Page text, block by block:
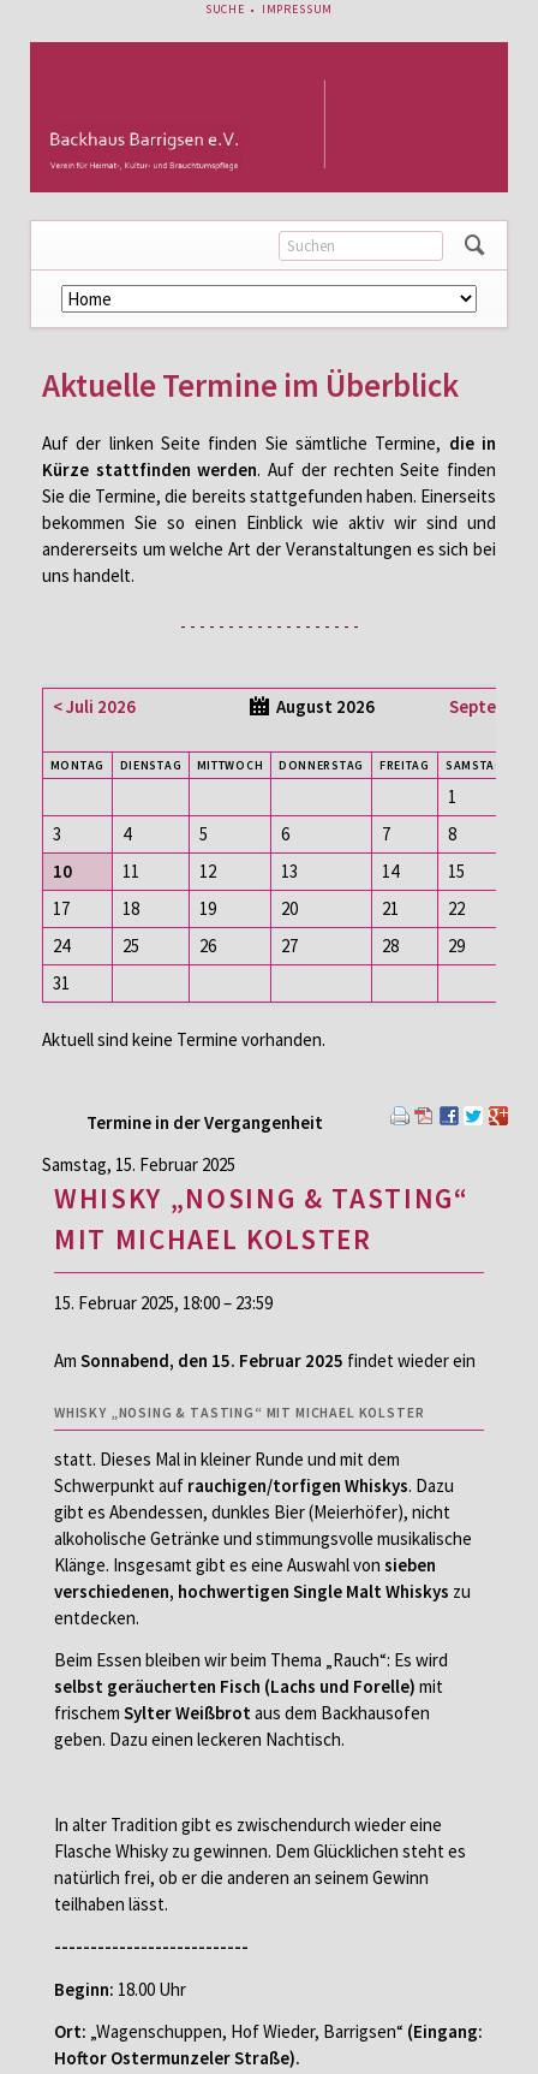
NAVIGATION
SUCHE IMPRESSUM
Navigation
überspringen
Aktuelle Termine im Überblick
Auf der linken Seite finden Sie sämtliche Termine, die in
Kürze stattfinden werden. Auf der rechten Seite finden
Sie die Termine, die bereits stattgefunden haben. Einerseits
bekommen Sie so einen Einblick wie aktiv wir sind und
andererseits um welche Art der Veranstaltungen es sich bei
uns handelt.
- - - - - - - - - - - - - - - - - - -
< Juli 2026 August 2026
MONTAG DIENSTAG MITTWOCH DONNERSTAG FREITAG SAMSTAG
1
3
4 5 6 7 8
10
11 12 13 14 15
17
18 19 20 21 22
24
25 26 27 28 29
31
Aktuell sind keine Termine vorhanden.
Termine in der Vergangenheit
Samstag, 15. Februar 2025
WHISKY „NOSING & TASTING“
MIT MICHAEL KOLSTER
15. Februar 2025, 18:00 – 23:59
Am Sonnabend, den 15. Februar 2025 findet wieder ein
WHISKY „NOSING & TASTING“ MIT MICHAEL KOLSTER
statt. Dieses Mal in kleiner Runde und mit dem
Schwerpunkt auf rauchigen/torfigen Whiskys. Dazu
gibt es Abendessen, dunkles Bier (Meierhöfer), nicht
alkoholische Getränke und stimmungsvolle musikalische
Klänge. Insgesamt gibt es eine Auswahl von sieben
verschiedenen, hochwertigen Single Malt Whiskys zu
entdecken.
Beim Essen bleiben wir beim Thema „Rauch“: Es wird
selbst geräucherten Fisch (Lachs und Forelle) mit
frischem Sylter Weißbrot aus dem Backhausofen
geben. Dazu einen leckeren Nachtisch.
In alter Tradition gibt es zwischendurch wieder eine
Flasche Whisky zu gewinnen. Dem Glücklichen steht es
natürlich frei, ob er die anderen an seinem Gewinn
teilhaben lässt.
---------------------------
Beginn: 18.00 Uhr
Ort: „Wagenschuppen, Hof Wieder, Barrigsen“ (Eingang:
Hoftor Ostermunzeler Straße).